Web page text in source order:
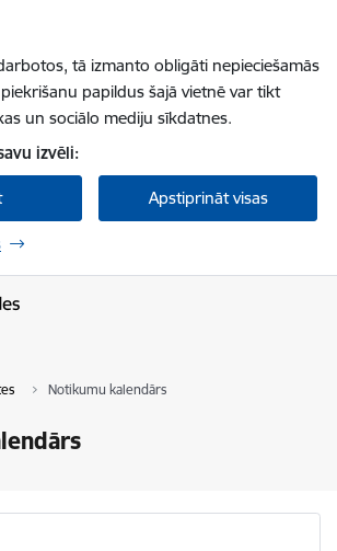
tā izmanto obligāti nepieciešamās
papildus šajā vietnē var tikt
un sociālo mediju sīkdatnes.
izvēli:
Apstiprināt visas
Notikumu kalendārs